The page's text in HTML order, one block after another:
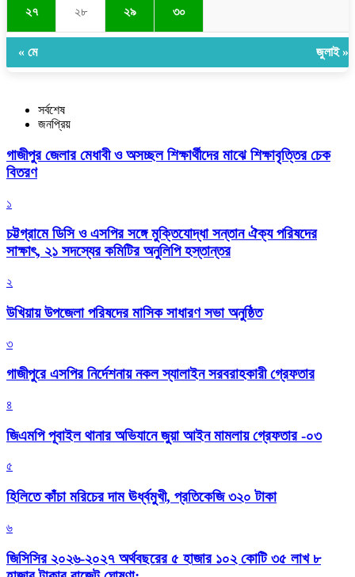
২৭ ২৮ ২৯ ৩০
« মে জুলাই »
সর্বশেষ
জনপ্রিয়
গাজীপুর জেলার মেধাবী ও অসচ্ছল শিক্ষার্থীদের মাঝে শিক্ষাবৃত্তির চেক
বিতরণ
১
চট্টগ্রামে ডিসি ও এসপির সঙ্গে মুক্তিযোদ্ধা সন্তান ঐক্য পরিষদের
সাক্ষাৎ, ২১ সদস্যের কমিটির অনুলিপি হস্তান্তর
২
উখিয়ায় উপজেলা পরিষদের মাসিক সাধারণ সভা অনুষ্ঠিত
৩
গাজীপুরে এসপির নির্দেশনায় নকল স্যালাইন সরবরাহকারী গ্রেফতার
৪
জিএমপি পূবাইল থানার অভিযানে জুয়া আইন মামলায় গ্রেফতার -০৩
৫
হিলিতে কাঁচা মরিচের দাম ঊর্ধ্বমুখী, প্রতিকেজি ৩২০ টাকা
৬
জিসিসির ২০২৬-২০২৭ অর্থবছরের ৫ হাজার ১০২ কোটি ৩৫ লাখ ৮